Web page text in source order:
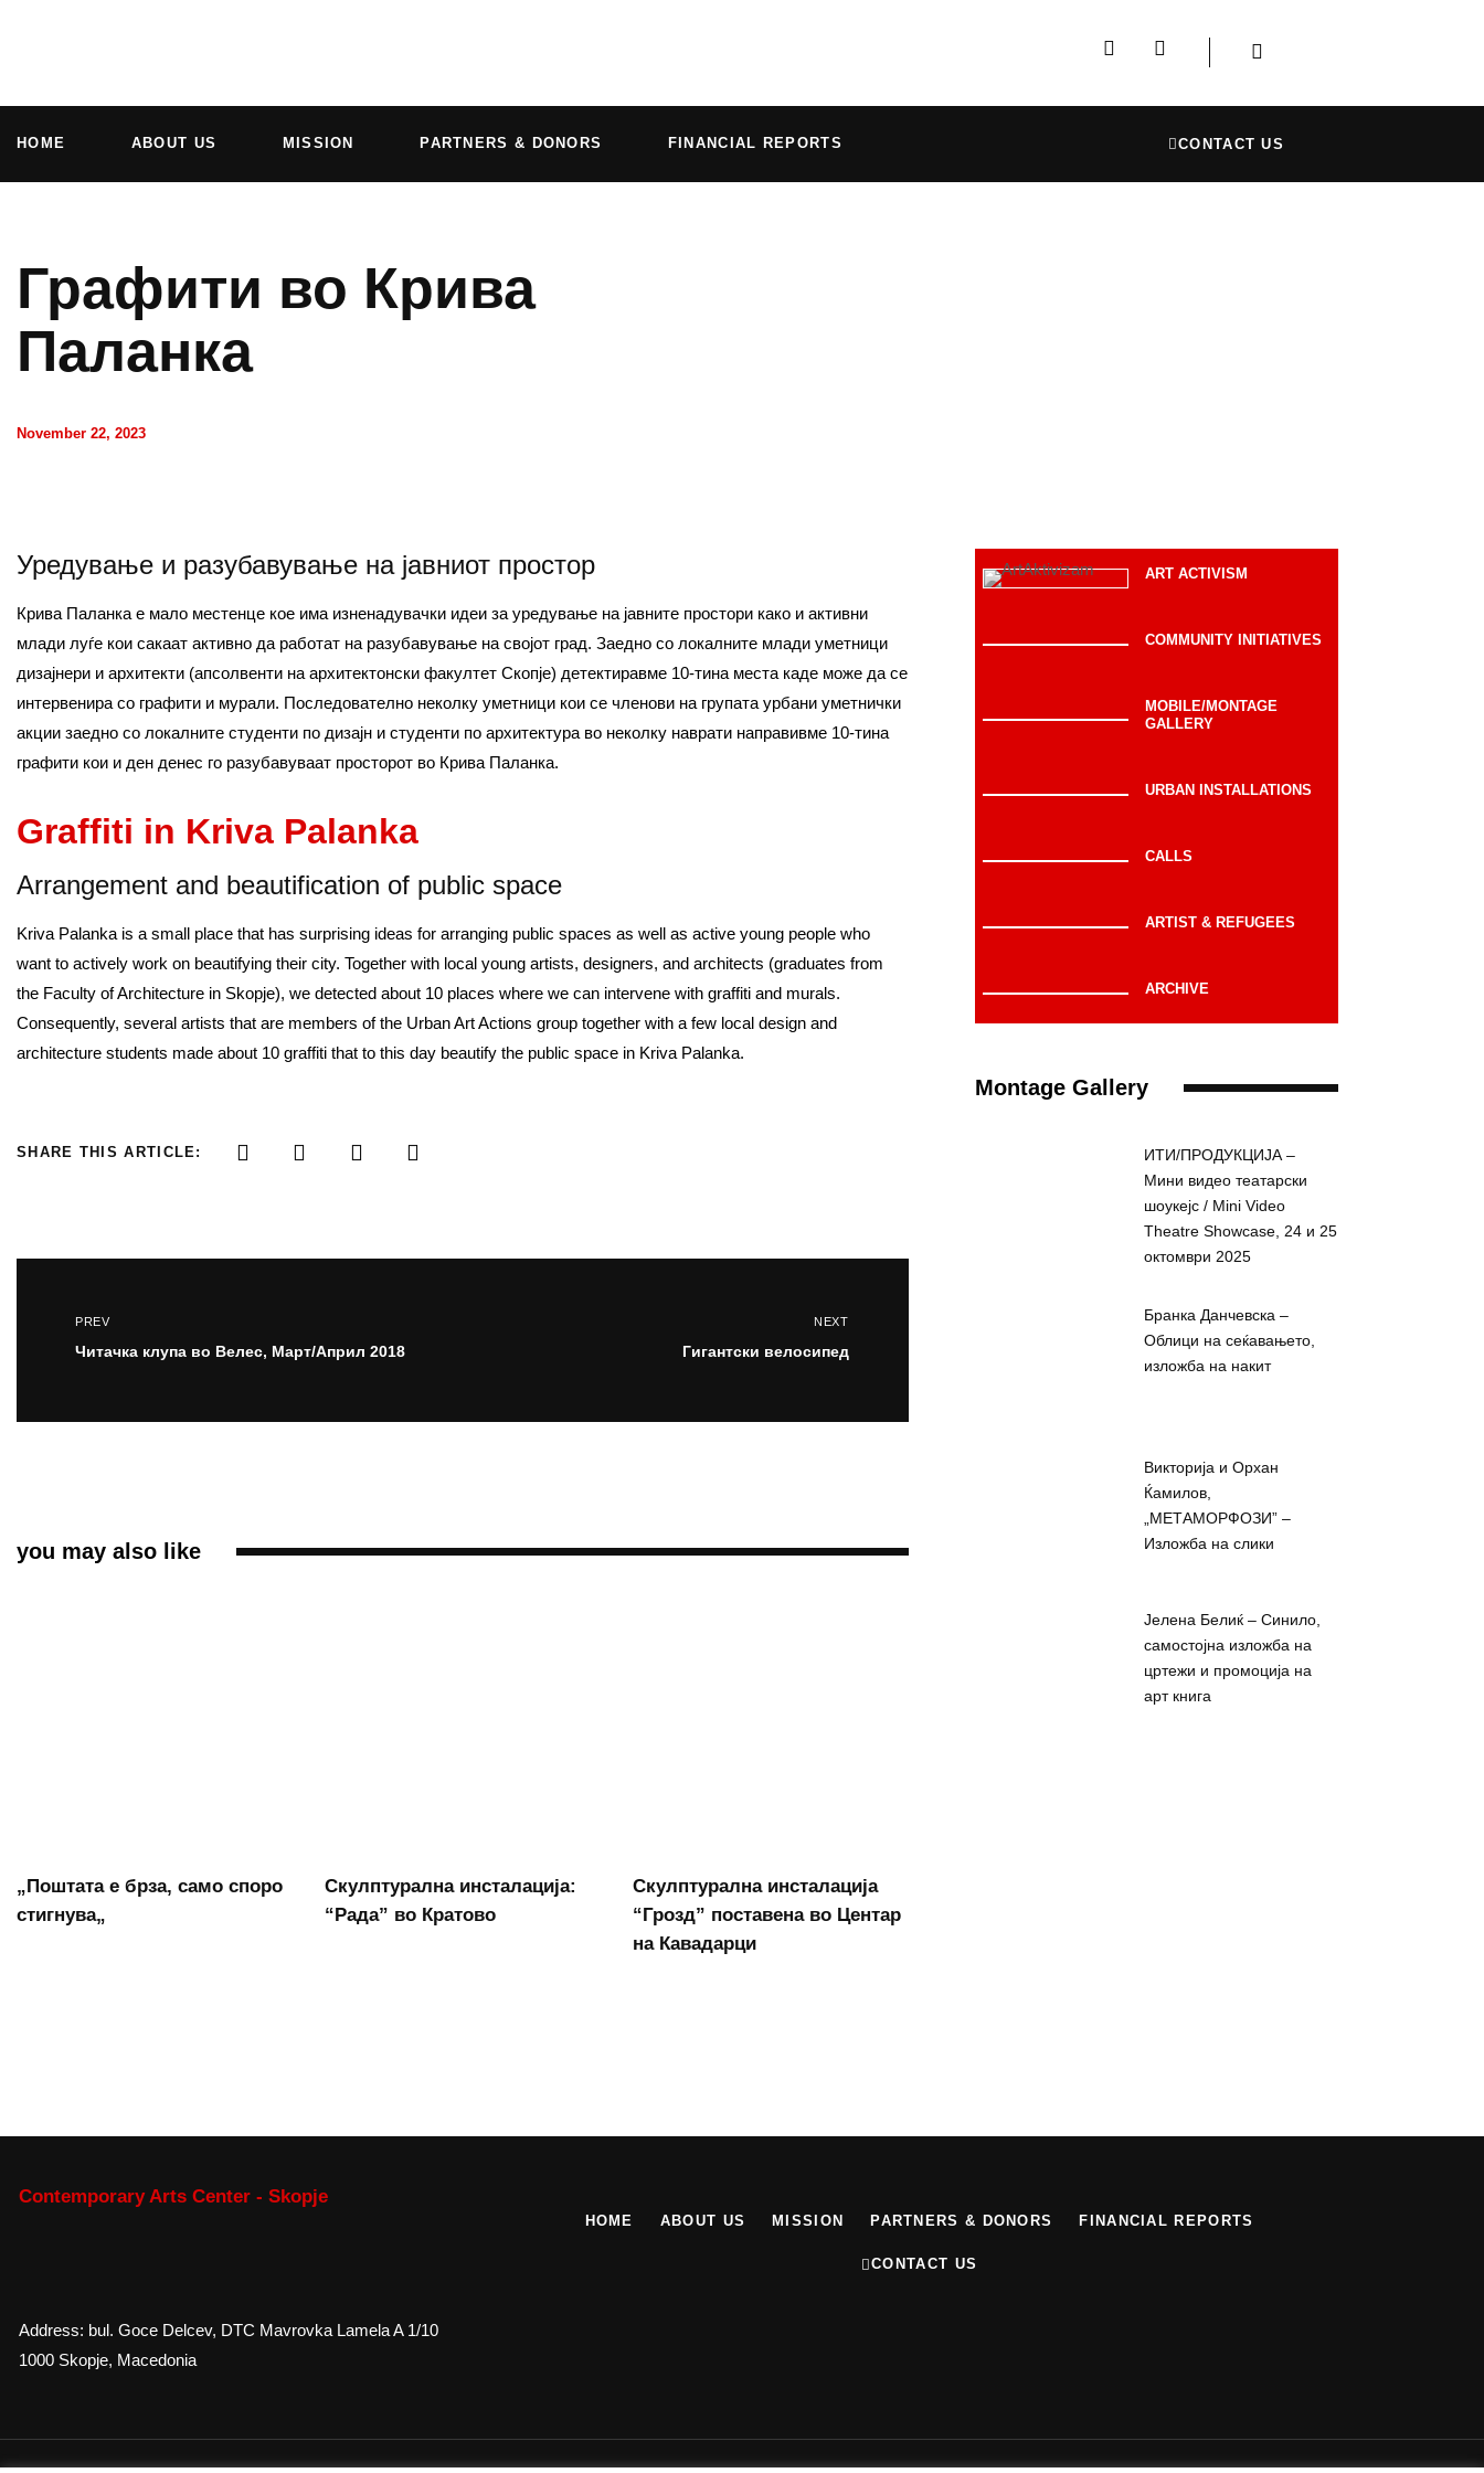
HOME ABOUT US MISSION PARTNERS & DONORS FINANCIAL REPORTS CONTACT US
Графити во Крива
Паланка
November 22, 2023
Уредување и разубавување на јавниот простор
Крива Паланка е мало местенце кое има изненадувачки идеи за уредување на јавните простори како и активни
млади луѓе кои сакаат активно да работат на разубавување на својот град. Заедно со локалните млади уметници
дизајнери и архитекти (апсолвенти на архитектонски факултет Скопје) детектиравме 10-тина места каде може да се
интервенира со графити и мурали. Последователно неколку уметници кои се членови на групата урбани уметнички
акции заедно со локалните студенти по дизајн и студенти по архитектура во неколку наврати направивме 10-тина
графити кои и ден денес го разубавуваат просторот во Крива Паланка.
Graffiti in Kriva Palanka
Arrangement and beautification of public space
Kriva Palanka is a small place that has surprising ideas for arranging public spaces as well as active young people who
want to actively work on beautifying their city. Together with local young artists, designers, and architects (graduates from
the Faculty of Architecture in Skopje), we detected about 10 places where we can intervene with graffiti and murals.
Consequently, several artists that are members of the Urban Art Actions group together with a few local design and
architecture students made about 10 graffiti that to this day beautify the public space in Kriva Palanka.
SHARE THIS ARTICLE:
PREV
Читачка клупа во Велес, Март/Април 2018
NEXT
Гигантски велосипед
you may also like
„Поштата е брза, само споро
стигнува„
Скулптурална инсталација:
“Рада” во Кратово
Скулптурална инсталација
“Грозд” поставена во Центар
на Кавадарци
ART ACTIVISM
COMMUNITY INITIATIVES
MOBILE/MONTAGE
GALLERY
URBAN INSTALLATIONS
CALLS
ARTIST & REFUGEES
ARCHIVE
Montage Gallery
ИТИ/ПРОДУКЦИЈА –
Мини видео театарски
шоукејс / Mini Video
Theatre Showcase, 24 и 25
октомври 2025
Бранка Данчевска –
Облици на сеќавањето,
изложба на накит
Викторија и Орхан
Ќамилов,
„МЕТАМОРФОЗИ” –
Изложба на слики
Јелена Белиќ – Синило,
самостојна изложба на
цртежи и промоција на
арт книга
Contemporary Arts Center - Skopje
Address: bul. Goce Delcev, DTC Mavrovka Lamela A 1/10
1000 Skopje, Macedonia
HOME ABOUT US MISSION PARTNERS & DONORS FINANCIAL REPORTS
CONTACT US